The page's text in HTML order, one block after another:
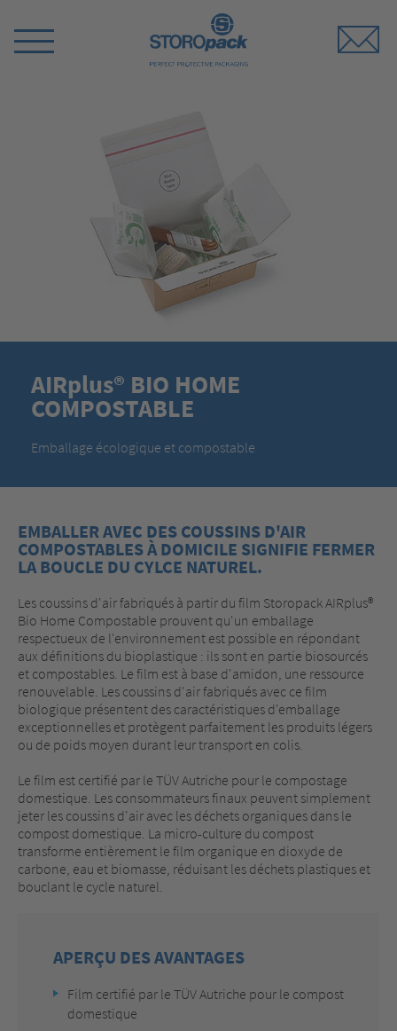
Switch
AIRplus® BIO HOME
COMPOSTABLE
Emballage écologique et compostable
EMBALLER AVEC DES COUSSINS D'AIR
COMPOSTABLES À DOMICILE SIGNIFIE FERMER
LA BOUCLE DU CYLCE NATUREL.
Les coussins d'air fabriqués à partir du film Storopack AIRplus®
Bio Home Compostable prouvent qu'un emballage
respectueux de l'environnement est possible en répondant
aux définitions du bioplastique : ils sont en partie biosourcés
et compostables. Le film est à base d'amidon, une ressource
renouvelable. Les coussins d'air fabriqués avec ce film
biologique présentent des caractéristiques d'emballage
exceptionnelles et protègent parfaitement les produits légers
ou de poids moyen durant leur transport en colis.
Le film est certifié par le TÜV Autriche pour le compostage
domestique. Les consommateurs finaux peuvent simplement
jeter les coussins d'air avec les déchets organiques dans le
compost domestique. La micro-culture du compost
transforme entièrement le film organique en dioxyde de
carbone, eau et biomasse, réduisant les déchets plastiques et
bouclant le cycle naturel.
APERÇU DES AVANTAGES
Film certifié par le TÜV Autriche pour le compost
domestique